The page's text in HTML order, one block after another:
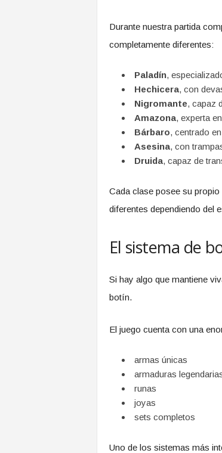
Durante nuestra partida
completamente diferentes:
Paladín,
Hechicera, con
Nigromante, capaz
Amazona, experta
Bárbaro, centrado
Asesina, con
Druida, capaz de
Cada clase posee su
diferentes dependiendo del
El sistema de
Si hay algo que mantiene
botín.
El juego cuenta con una
armas únicas
armaduras
runas
joyas
sets completos
Uno de los sistemas más